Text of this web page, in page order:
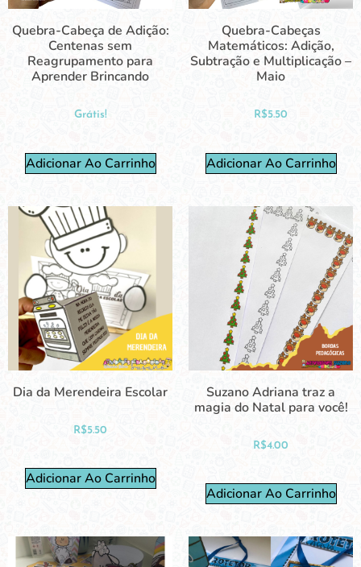
Quebra-Cabeça de Adição:
Centenas sem
Reagrupamento para
Aprender Brincando
Grátis!
Adicionar Ao Carrinho
Quebra-Cabeças
Matemáticos: Adição,
Subtração e Multiplicação –
Maio
R$5.50
Adicionar Ao Carrinho
Dia da Merendeira Escolar
R$5.50
Adicionar Ao Carrinho
Suzano Adriana traz a
magia do Natal para você!
R$4.00
Adicionar Ao Carrinho